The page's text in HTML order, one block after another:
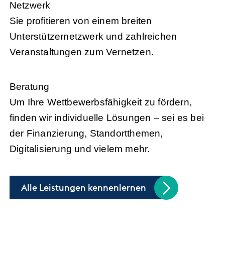
Netzwerk
Sie profitieren von einem breiten
Unterstützernetzwerk und zahlreichen
Veranstaltungen zum Vernetzen.
Beratung
Um Ihre Wettbewerbsfähigkeit zu fördern,
finden wir individuelle Lösungen – sei es bei
der Finanzierung, Standortthemen,
Digitalisierung und vielem mehr.
Alle Leistungen kennenlernen